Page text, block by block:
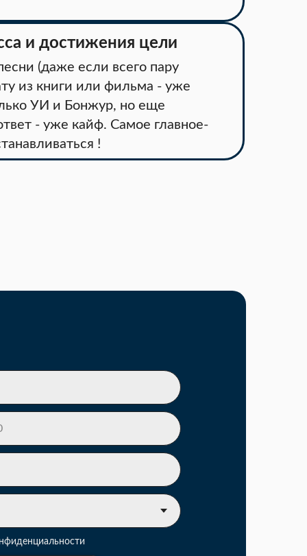
и достижения цели
(даже если всего пару
из книги или фильма - уже
УИ и Бонжур, но еще
- уже кайф. Самое главное-
!